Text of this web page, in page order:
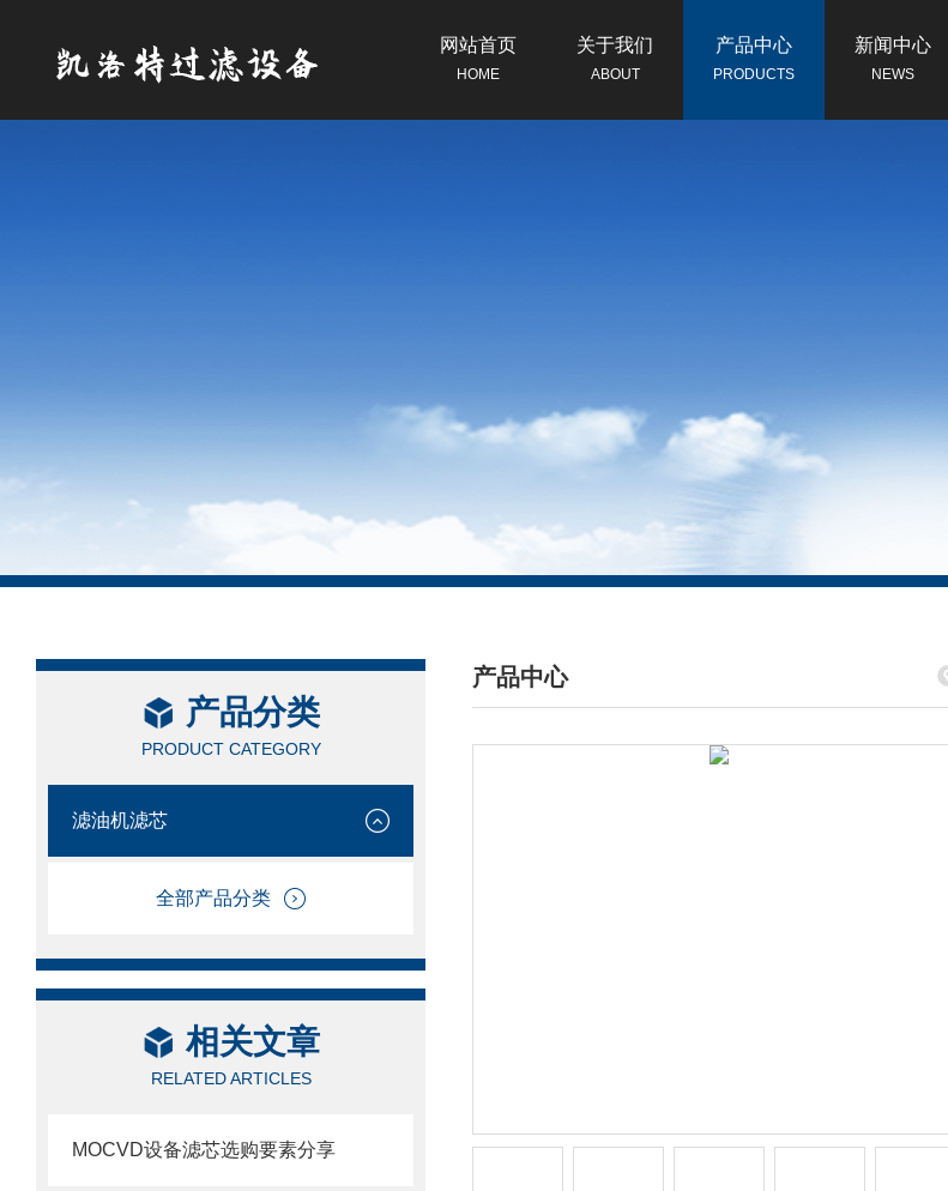
网站首页
HOME
关于我们
ABOUT
产品中心
PRODUCTS
新闻中心
NEWS
产品分类
PRODUCT CATEGORY
滤油机滤芯
全部产品分类
相关文章
RELATED ARTICLES
MOCVD设备滤芯选购要素分享
产品中心
/ PRODUCTS CENTER